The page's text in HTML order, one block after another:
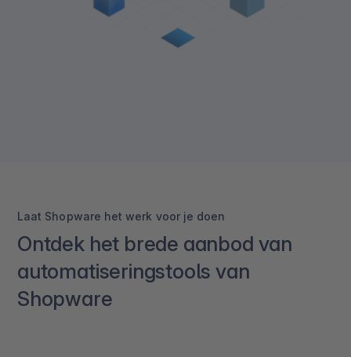
Laat Shopware het werk voor je doen
Ontdek het brede aanbod van
automatiseringstools van
Shopware